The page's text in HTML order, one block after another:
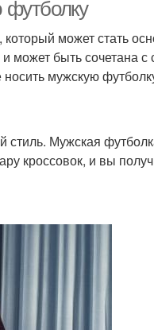
футболку
может стать
может быть сочетана
мужскую
Мужская
кроссовок, и вы